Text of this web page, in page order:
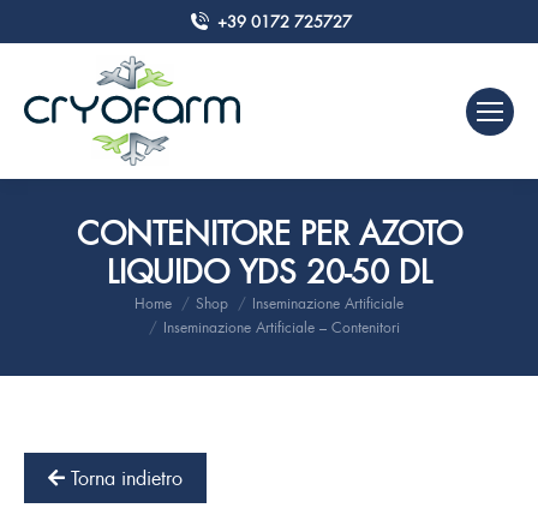
+39 0172 725727
CONTENITORE PER AZOTO
LIQUIDO YDS 20-50 DL
Home Shop
Inseminazione Artificiale
Inseminazione Artificiale – Contenitori
Torna indietro